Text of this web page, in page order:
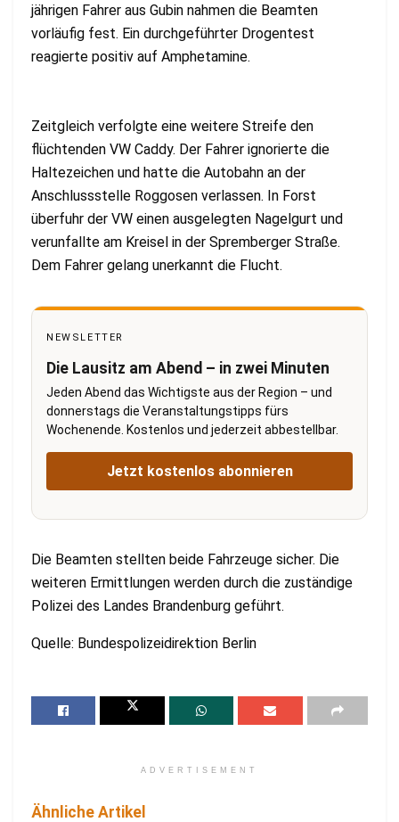
jährigen Fahrer aus Gubin nahmen die Beamten
vorläufig fest. Ein durchgeführter Drogentest
reagierte positiv auf Amphetamine.
Zeitgleich verfolgte eine weitere Streife den
flüchtenden VW Caddy. Der Fahrer ignorierte die
Haltezeichen und hatte die Autobahn an der
Anschlussstelle Roggosen verlassen. In Forst
überfuhr der VW einen ausgelegten Nagelgurt und
verunfallte am Kreisel in der Spremberger Straße.
Dem Fahrer gelang unerkannt die Flucht.
NEWSLETTER
Die Lausitz am Abend – in zwei Minuten
Jeden Abend das Wichtigste aus der Region – und
donnerstags die Veranstaltungstipps fürs
Wochenende. Kostenlos und jederzeit abbestellbar.
Jetzt kostenlos abonnieren
Die Beamten stellten beide Fahrzeuge sicher. Die
weiteren Ermittlungen werden durch die zuständige
Polizei des Landes Brandenburg geführt.
Quelle: Bundespolizeidirektion Berlin
ADVERTISEMENT
Ähnliche Artikel